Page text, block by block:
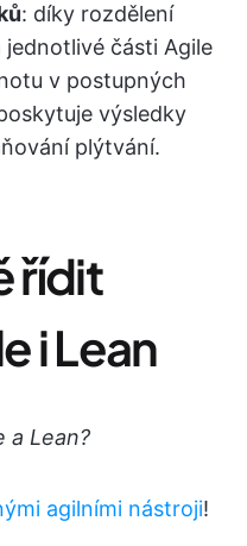
: díky rozdělení
části Agile
v postupných
výsledky
plýtvání.
řídit
i Lean
a Lean?
agilními nástroji!